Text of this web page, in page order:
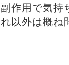
作用で気持
以外は概ね